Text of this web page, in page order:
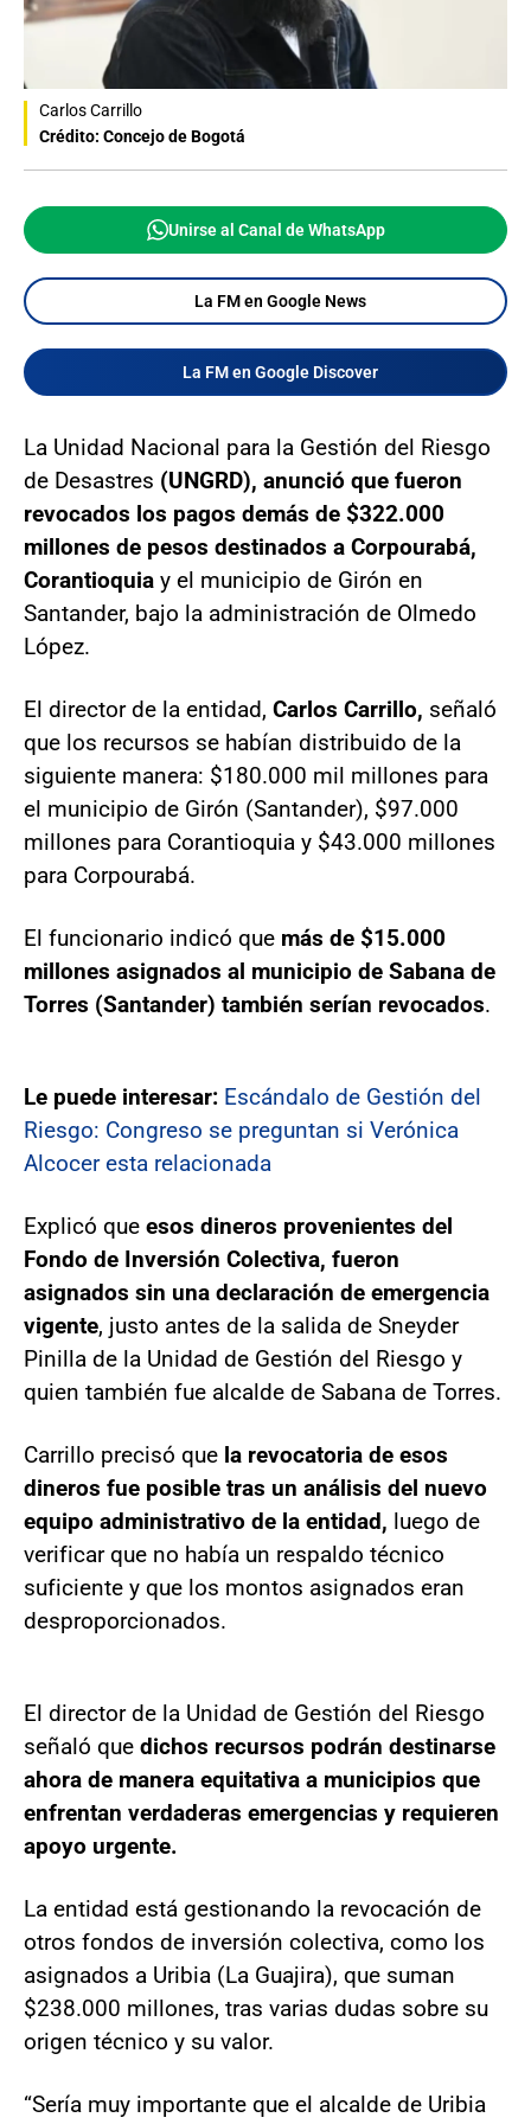
Carlos Carrillo
Crédito: Concejo de Bogotá
Unirse al Canal de WhatsApp
La FM en Google News
La FM en Google Discover
La Unidad Nacional para la Gestión del Riesgo
de Desastres (UNGRD), anunció que fueron
revocados los pagos demás de $322.000
millones de pesos destinados a Corpourabá,
Corantioquia y el municipio de Girón en
Santander, bajo la administración de Olmedo
López.
El director de la entidad, Carlos Carrillo, señaló
que los recursos se habían distribuido de la
siguiente manera: $180.000 mil millones para
el municipio de Girón (Santander), $97.000
millones para Corantioquia y $43.000 millones
para Corpourabá.
El funcionario indicó que más de $15.000
millones asignados al municipio de Sabana de
Torres (Santander) también serían revocados.
Le puede interesar: Escándalo de Gestión del
Riesgo: Congreso se preguntan si Verónica
Alcocer esta relacionada
Explicó que esos dineros provenientes del
Fondo de Inversión Colectiva, fueron
asignados sin una declaración de emergencia
vigente, justo antes de la salida de Sneyder
Pinilla de la Unidad de Gestión del Riesgo y
quien también fue alcalde de Sabana de Torres.
Carrillo precisó que la revocatoria de esos
dineros fue posible tras un análisis del nuevo
equipo administrativo de la entidad, luego de
verificar que no había un respaldo técnico
suficiente y que los montos asignados eran
desproporcionados.
El director de la Unidad de Gestión del Riesgo
señaló que dichos recursos podrán destinarse
ahora de manera equitativa a municipios que
enfrentan verdaderas emergencias y requieren
apoyo urgente.
La entidad está gestionando la revocación de
otros fondos de inversión colectiva, como los
asignados a Uribia (La Guajira), que suman
$238.000 millones, tras varias dudas sobre su
origen técnico y su valor.
“Sería muy importante que el alcalde de Uribia